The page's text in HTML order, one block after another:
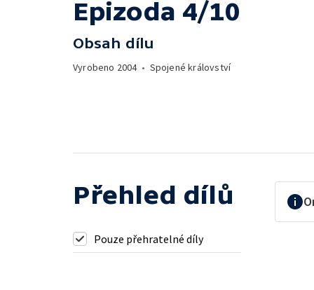
Epizoda 4/10
Obsah dílu
Vyrobeno 2004• Spojené království
Přehled dílů
Pouze přehratelné díly